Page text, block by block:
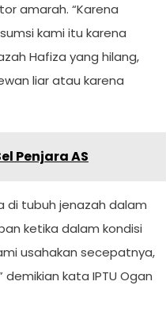
amarah. “Karena
kami itu karena
Hafiza yang hilang,
liar atau karena
Penjara AS
di tubuh jenazah dalam
ketika dalam kondisi
usahakan secepatnya,
kata IPTU Ogan